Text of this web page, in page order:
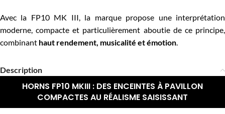
Avec la FP10 MK III, la marque propose une interprétation
moderne, compacte et particulièrement aboutie de ce principe,
combinant haut rendement, musicalité et émotion.
Description
HORNS FP10 MKIII : DES ENCEINTES À PAVILLON
COMPACTES AU RÉALISME SAISISSANT